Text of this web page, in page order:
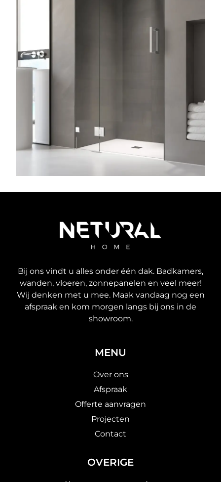
Bij ons vindt u alles onder één dak. Badkamers,
wanden, vloeren, zonnepanelen en veel meer!
Wij denken met u mee. Maak vandaag nog een
afspraak en kom morgen langs bij ons in de
showroom.
MENU
Over ons
Afspraak
Offerte aanvragen
Projecten
Contact
OVERIGE